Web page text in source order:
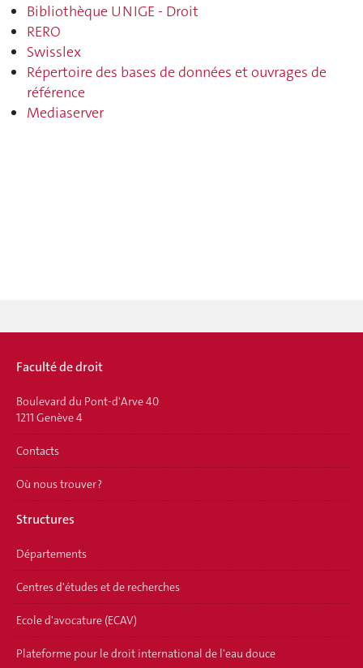
Bibliothèque UNIGE - Droit
RERO
Swisslex
Répertoire des bases de données et ouvrages de
référence
Mediaserver
Faculté de droit
Boulevard du Pont-d'Arve 40
1211 Genève 4
Contacts
Où nous trouver ?
Structures
Départements
Centres d'études et de recherches
Ecole d'avocature (ECAV)
Plateforme pour le droit international de l'eau douce